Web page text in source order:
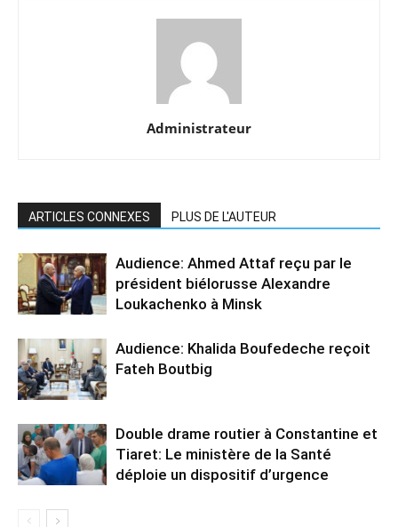
Administrateur
ARTICLES CONNEXES PLUS DE L'AUTEUR
Audience: Ahmed Attaf reçu par le
président biélorusse Alexandre
Loukachenko à Minsk
Audience: Khalida Boufedeche reçoit
Fateh Boutbig
Double drame routier à Constantine et
Tiaret: Le ministère de la Santé
déploie un dispositif d’urgence